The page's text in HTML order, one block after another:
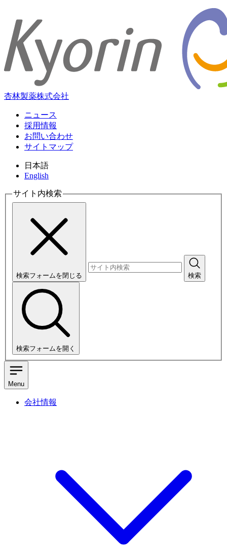
杏林製薬株式会社
ニュース
採用情報
お問い合わせ
サイトマップ
日本語
English
サイト内検索
検索フォームを閉じる 検索
検索フォームを開く
Menu
会社情報